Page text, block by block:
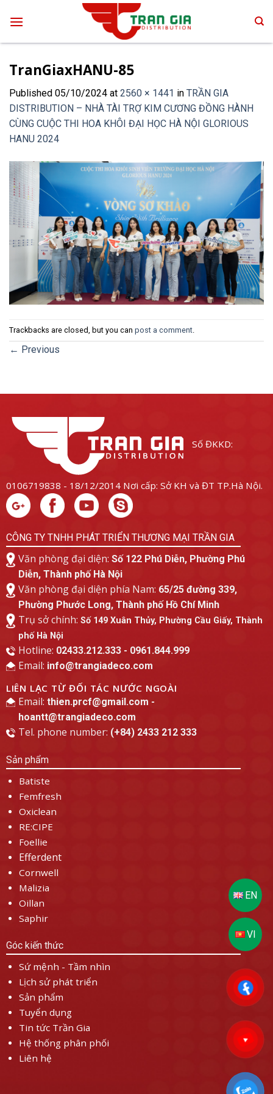
TranGiaxHANU-85
Published 05/10/2024 at 2560 × 1441 in TRẦN GIA
DISTRIBUTION – NHÀ TÀI TRỢ KIM CƯƠNG ĐỒNG HÀNH
CÙNG CUỘC THI HOA KHÔI ĐẠI HỌC HÀ NỘI GLORIOUS
HANU 2024
Trackbacks are closed, but you can post a comment
← Previous
Số ĐKKD:
0106719838 - 18/12/2014 Nơi cấp: Sở KH và ĐT TP.Hà Nội.
CÔNG TY TNHH PHÁT TRIỂN THƯƠNG MẠI TRẦN GIA
Văn phòng đại diện: Số 122 Phú Diễn, Phường Phú
Diễn, Thành phố Hà Nội
Văn phòng đại diện phía Nam: 65/25 đường 339,
Phường Phước Long, Thành phố Hồ Chí Minh
Trụ sở chính: Số 149 Xuân Thủy, Phường Cầu Giấy, Thành
phố Hà Nội
Hotline: 02433.212.333 - 0961.844.999
Email: info@trangiadeco.com
LIÊN LẠC TỪ ĐỐI TÁC NƯỚC NGOÀI
Email: thien.prcf@gmail.com -
hoantt@trangiadeco.com
Tel. phone number: (+84) 2433 212 333
Sản phẩm
Batiste
Femfresh
Oxiclean
RE:CIPE
Foellie
Efferdent
Cornwell
Malizia
Oillan
Saphir
Góc kiến thức
Sứ mệnh - Tầm nhìn
Lịch sử phát triển
Sản phẩm
Tuyển dụng
Tin tức Trần Gia
Hệ thống phân phối
Liên hệ